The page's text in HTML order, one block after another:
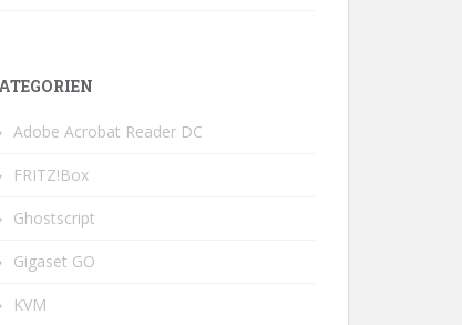
Adobe Acrobat Reader DC
FRITZ!Box
Ghostscript
Gigaset GO
KVM